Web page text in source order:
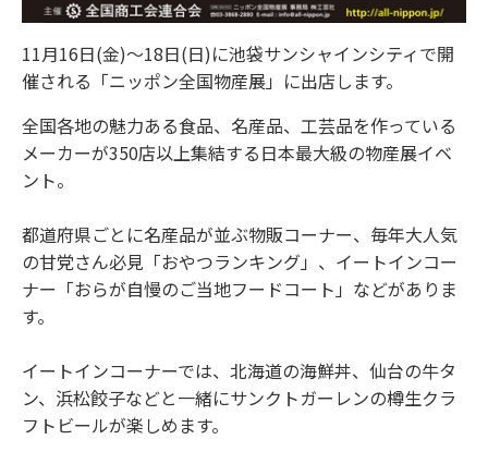
11月16日(金)～18日(日)に池袋サンシャインシティで開
催される「ニッポン全国物産展」に出店します。
全国各地の魅力ある食品、名産品、工芸品を作っている
メーカーが350店以上集結する日本最大級の物産展イベ
ント。
都道府県ごとに名産品が並ぶ物販コーナー、毎年大人気
の甘党さん必見「おやつランキング」、イートインコー
ナー「おらが自慢のご当地フードコート」などがありま
す。
イートインコーナーでは、北海道の海鮮丼、仙台の牛タ
ン、浜松餃子などと一緒にサンクトガーレンの樽生クラ
フトビールが楽しめます。